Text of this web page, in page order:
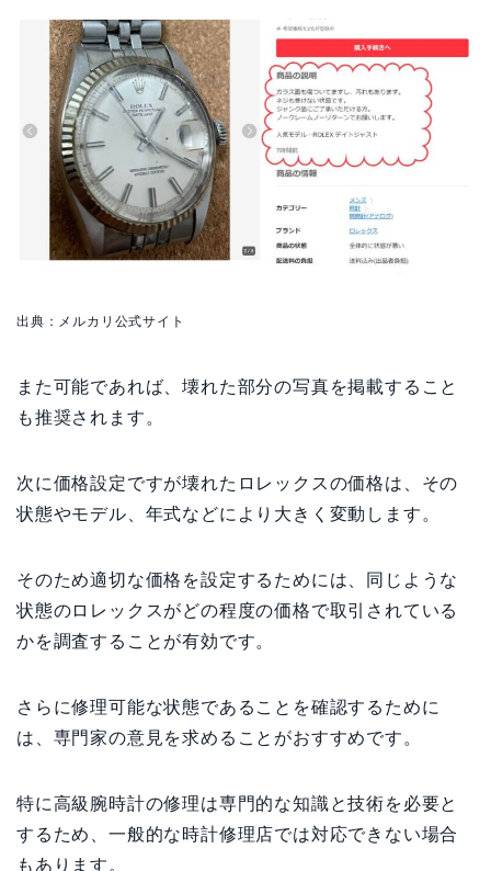
出典：メルカリ公式サイト
また可能であれば、壊れた部分の写真を掲載すること
も推奨されます。
次に価格設定ですが壊れたロレックスの価格は、その
状態やモデル、年式などにより大きく変動します。
そのため適切な価格を設定するためには、同じような
状態のロレックスがどの程度の価格で取引されている
かを調査することが有効です。
さらに修理可能な状態であることを確認するために
は、専門家の意見を求めることがおすすめです。
特に高級腕時計の修理は専門的な知識と技術を必要と
するため、一般的な時計修理店では対応できない場合
もあります。